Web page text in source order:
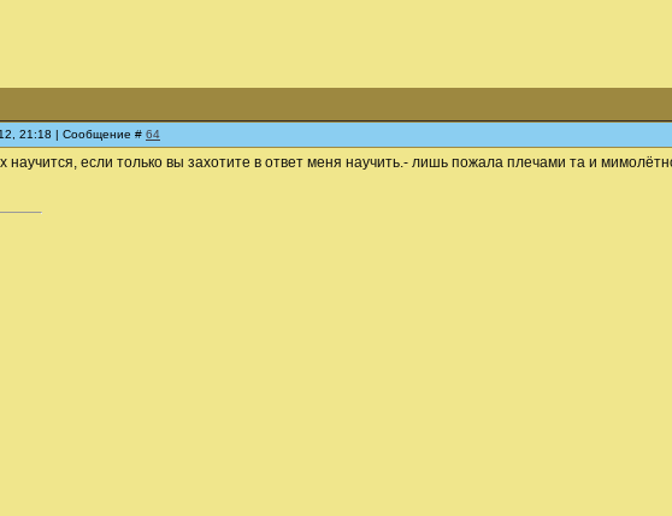
21:18 | Сообщение # 64
научится, если только вы захотите в ответ меня научить.- лишь пожала плечами та и